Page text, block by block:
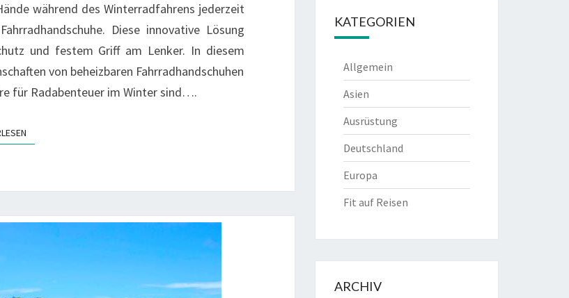
während des Winterradfahrens jederzeit
Diese innovative Lösung
und festem Griff am Lenker. In diesem
von beheizbaren Fahrradhandschuhen
für Radabenteuer im Winter sind….
KATEGORIEN
Allgemein
Asien
Ausrüstung
Deutschland
Europa
Fit auf Reisen
ARCHIV